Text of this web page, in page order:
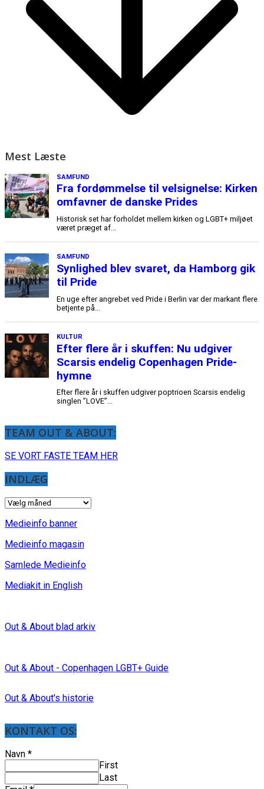
Mest Læste
TEAM OUT & ABOUT:
SE VORT FASTE TEAM HER
INDLÆG
INDLÆG
Medieinfo banner
Medieinfo magasin
Samlede Medieinfo
Mediakit in English
Out & About blad arkiv
Out & About - Copenhagen LGBT+ Guide
Out & About's historie
KONTAKT OS:
Navn *
First
Last